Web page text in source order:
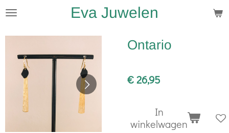
Ga
hoofdinhoud
Eva Juwelen
Ontario
€ 26,95
In
winkelwagen